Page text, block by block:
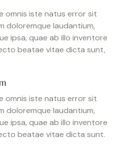
omnis iste natus error sit
doloremque laudantium,
ipsa, quae ab illo inventore
beatae vitae dicta sunt,
omnis iste natus error sit
doloremque laudantium,
ipsa, quae ab illo inventore
beatae vitae dicta sunt.